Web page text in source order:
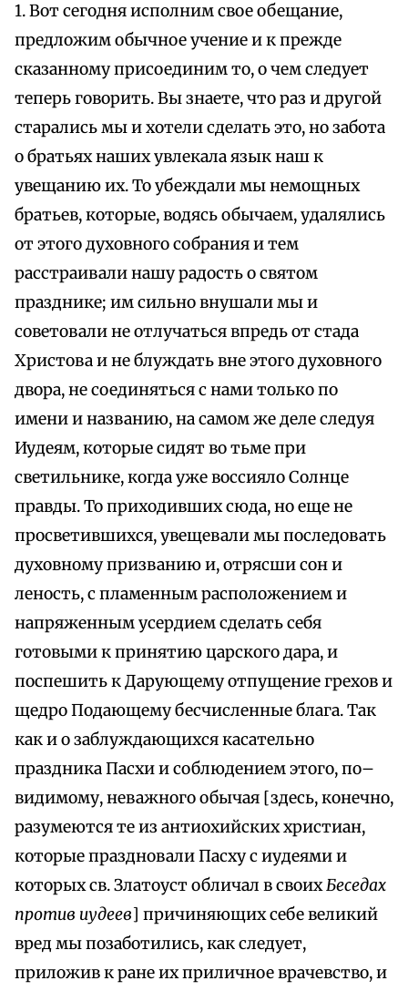
1. Вот сегодня исполним свое обещание,
предложим обычное учение и к прежде
сказанному присоединим то, о чем следует
теперь говорить. Вы знаете, что раз и другой
старались мы и хотели сделать это, но забота
о братьях наших увлекала язык наш к
увещанию их. То убеждали мы немощных
братьев, которые, водясь обычаем, удалялись
от этого духовного собрания и тем
расстраивали нашу радость о святом
празднике; им сильно внушали мы и
советовали не отлучаться впредь от стада
Христова и не блуждать вне этого духовного
двора, не соединяться с нами только по
имени и названию, на самом же деле следуя
Иудеям, которые сидят во тьме при
светильнике, когда уже воссияло Солнце
правды. То приходивших сюда, но еще не
просветившихся, увещевали мы последовать
духовному призванию и, отрясши сон и
леность, с пламенным расположением и
напряженным усердием сделать себя
готовыми к принятию царского дара, и
поспешить к Дарующему отпущение грехов и
щедро Подающему бесчисленные блага. Так
как и о заблуждающихся касательно
праздника Пасхи и соблюдением этого, по–
видимому, неважного обычая [здесь, конечно,
разумеются те из антиохийских христиан,
которые праздновали Пасху с иудеями и
которых св. Златоуст обличал в своихБеседах
против иудеев] причиняющих себе великий
вред мы позаботились, как следует,
приложив к ране их приличное врачевство, и